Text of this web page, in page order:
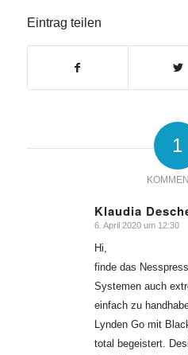
Eintrag teilen
1
Klaudia
sagte:
6. April 2020 um 12:30
Hi,
finde das
Systemen auch
einfach zu
Lynden Go mit
total begeistert.